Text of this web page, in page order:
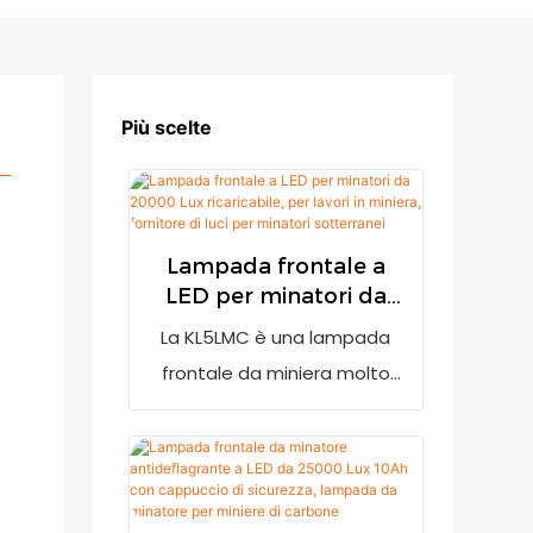
Più scelte
Lampada frontale a
LED per minatori da
20000 Lux ricaricabile,
per lavori in miniera,
fornitore di luci per
La KL5LMC è una lampada
frontale da miniera molto
luminosa di 20000 lux. È
dotata di un indicatore di
batteria scarica per avvisare